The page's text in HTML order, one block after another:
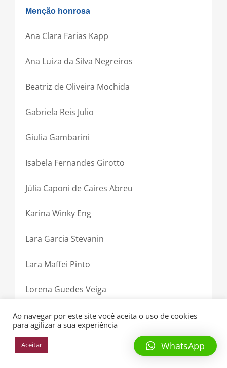
Menção honrosa
Ana Clara Farias Kapp
Ana Luiza da Silva Negreiros
Beatriz de Oliveira Mochida
Gabriela Reis Julio
Giulia Gambarini
Isabela Fernandes Girotto
Júlia Caponi de Caires Abreu
Karina Winky Eng
Lara Garcia Stevanin
Lara Maffei Pinto
Lorena Guedes Veiga
Manuela Muniz Britto
Nicole Zangrande Ballarin
Ao navegar por este site você aceita o uso de cookies
para agilizar a sua experiência
Aceitar WhatsApp